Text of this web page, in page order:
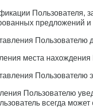
Пользователя,
предложений и
Пользователю
места
Пользователю
Пользователю
всегда